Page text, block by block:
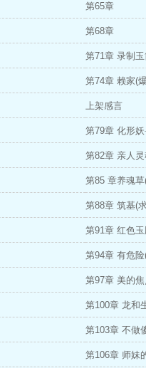
第65章
第68章
第71章 录制玉
第74章 赖家(
上架感言
第79章 化形
第82章 亲人
第85 章养魂
第88章 筑基(
第91章 红色
第94章 有危
第97章 美的
第100章 龙和
第103章 不做
第106章 师妹